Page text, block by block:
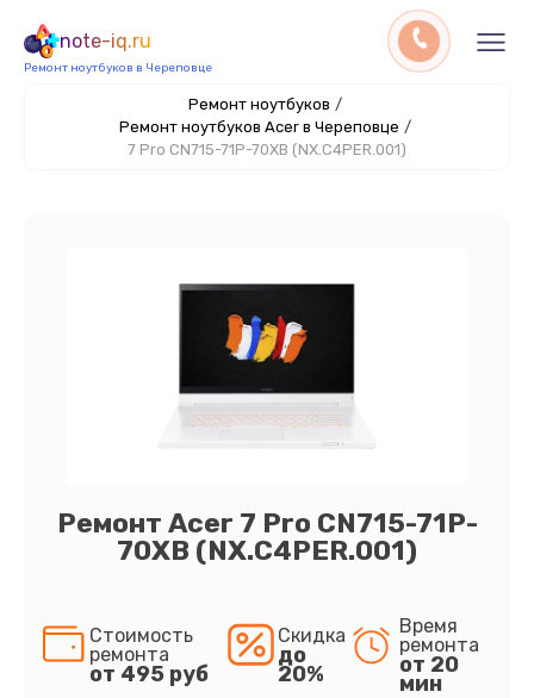
note-iq.ru
Ремонт ноутбуков в Череповце
Ремонт ноутбуков /
Ремонт ноутбуков Acer в Череповце /
7 Pro CN715-71P-70XB (NX.C4PER.001)
Ремонт Acer 7 Pro CN715-71P-
70XB (NX.C4PER.001)
Стоимость
ремонта
от 495 руб
Скидка
до
20%
Время
ремонта
от 20
мин